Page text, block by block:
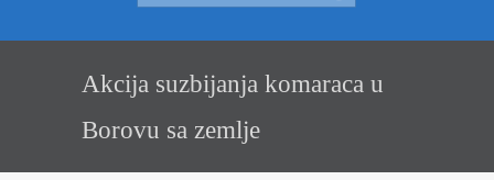
Akcija suzbijanja komaraca u
Borovu sa zemlje